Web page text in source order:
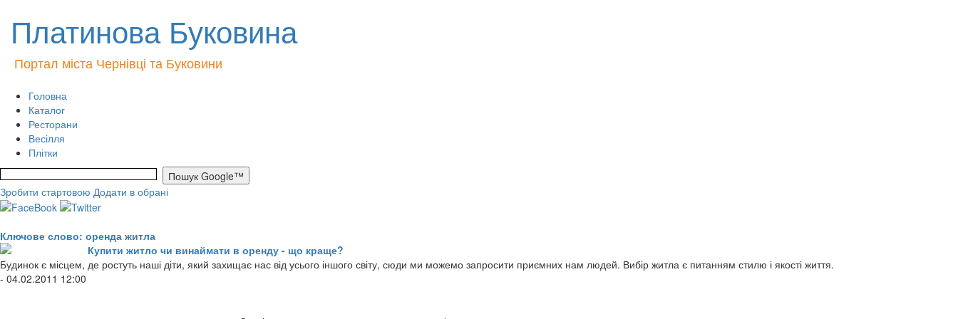
Платинова Буковина
Портал міста Чернівці та Буковини
Головна
Каталог
Ресторани
Весілля
Плітки
Зробити стартовою Додати в обрані
Ключове слово: оренда житла
Купити житло чи винаймати в оренду - що краще?
Будинок є місцем, де ростуть наші діти, який захищає нас від усього іншого світу, сюди ми можемо запросити приємних нам людей. Вибір житла є питанням стилю і якості життя.
- 04.02.2011 12:00